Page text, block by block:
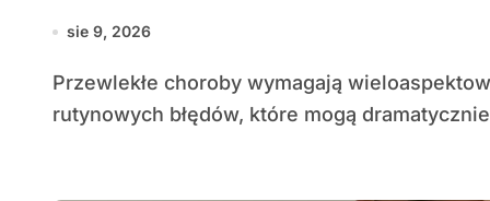
sie 9, 2026
Przewlekłe choroby wymagają wieloaspektowego podejścia, w którym kluczowe jest unikanie
rutynowych błędów, które mogą